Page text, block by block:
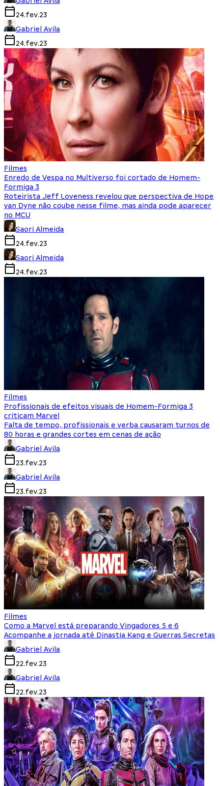
24.fev.23
Gabriel Avila
24.fev.23
Filmes
Enredo de Vespa no Multiverso foi cortado de Homem-
Formiga 3
Roteirista Jeff Loveness revelou que perspectiva de Hope
van Dyne não coube nesse filme, mas ainda pode aparecer
no MCU
Saori Almeida
24.fev.23
Saori Almeida
24.fev.23
Filmes
Profissionais de efeitos visuais de Homem-Formiga 3
criticam Marvel
Falta de tempo, profissionais e verba causaram turnos de
80 horas e grandes cortes em cenas de ação
Gabriel Avila
23.fev.23
Gabriel Avila
23.fev.23
Filmes
Como a Marvel está preparando Vingadores 5 e 6
Acompanhe a jornada até Dinastia Kang e Guerras Secretas
Gabriel Avila
22.fev.23
Gabriel Avila
22.fev.23